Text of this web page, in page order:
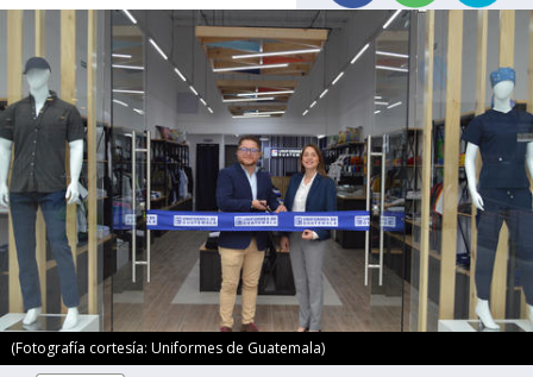
(Fotografía cortesía: Uniformes de Guatemala)